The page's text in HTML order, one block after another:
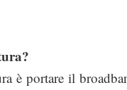
è portare il